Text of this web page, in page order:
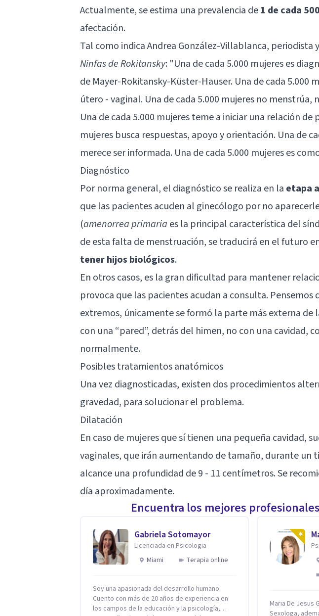
Actualmente, se estima una prevalencia de1 de cada
afectación.
Tal como indica Andrea González-Villablanca, periodista
Ninfas de Rokitansky: "Una de cada 5.000 mujeres es
de Mayer-Rokitansky-Küster-Hauser. Una de cada 5.000
útero - vaginal. Una de cada 5.000 mujeres no menstrúa,
Una de cada 5.000 mujeres teme a iniciar una relación de
mujeres busca respuestas, apoyo y orientación. Una de
merece ser informada. Una de cada 5.000 mujeres es
Diagnóstico
Por norma general, el diagnóstico se realiza en la etapa
que las pacientes acuden al ginecólogo por no
(amenorrea primaria es la principal característica del
de esta falta de menstruación, se traducirá en el futuro
tener hijos biológicos.
En otros casos, es la gran dificultad para mantener
provoca que las pacientes acudan a consulta. Pensemos
extremos, únicamente se formó la parte más externa de
con una “pared”, detrás del himen, no con una cavidad,
normalmente.
Posibles tratamientos anatómicos
Una vez diagnosticadas, existen dos procedimientos
gravedad, para solucionar el problema.
Dilatación
En caso de mujeres que sí tienen una pequeña cavidad,
vaginales, que irán aumentando de tamaño, durante un
alcance una profundidad de 9 - 11 centímetros. Se
día aproximadamente.
Encuentra los mejores
Gabriela Sotomayor
Licenciada en Psicologia
Miami
Terapia online
Soy una apasionada del desarrollo humano.
Cuento con más de 20 años de experiencia en
los campos de la educación y la psicología,
Maria De Jesus Gutierrez
Sexologa,